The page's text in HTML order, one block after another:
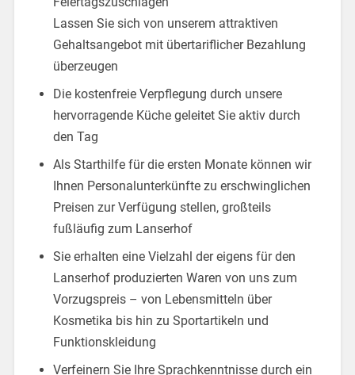
Lassen Sie sich von unserem attraktiven
Gehaltsangebot mit übertariflicher Bezahlung
überzeugen
Die kostenfreie Verpflegung durch unsere
hervorragende Küche geleitet Sie aktiv durch
den Tag
Als Starthilfe für die ersten Monate können wir
Ihnen Personalunterkünfte zu erschwinglichen
Preisen zur Verfügung stellen, großteils
fußläufig zum Lanserhof
Sie erhalten eine Vielzahl der eigens für den
Lanserhof produzierten Waren von uns zum
Vorzugspreis – von Lebensmitteln über
Kosmetika bis hin zu Sportartikeln und
Funktionskleidung
Verfeinern Sie Ihre Sprachkenntnisse durch ein